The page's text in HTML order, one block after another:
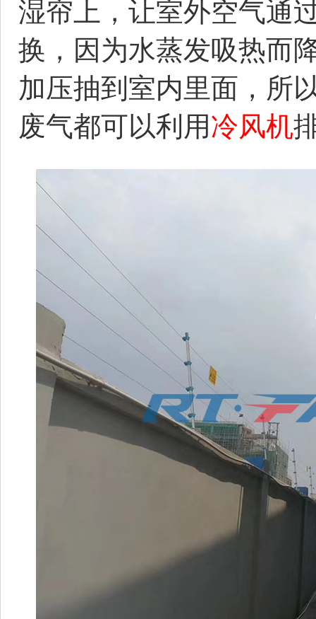
湿帘上，让室外空气通
换，因为水蒸发吸热而
加压抽到室内里面，所
废气都可以利用冷风机